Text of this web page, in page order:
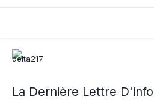
La Dernière Lettre